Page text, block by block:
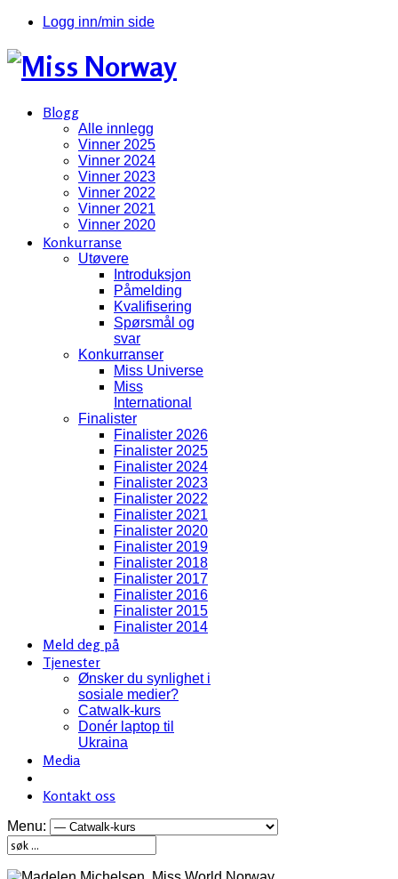
Logg inn/min side
Blogg
Alle innlegg
Vinner 2025
Vinner 2024
Vinner 2023
Vinner 2022
Vinner 2021
Vinner 2020
Konkurranse
Utøvere
Introduksjon
Påmelding
Kvalifisering
Spørsmål og
svar
Konkurranser
Miss Universe
Miss
International
Finalister
Finalister 2026
Finalister 2025
Finalister 2024
Finalister 2023
Finalister 2022
Finalister 2021
Finalister 2020
Finalister 2019
Finalister 2018
Finalister 2017
Finalister 2016
Finalister 2015
Finalister 2014
Meld deg på
Tjenester
Ønsker du synlighet i
sosiale medier?
Catwalk-kurs
Donér laptop til
Ukraina
Media
Kontakt oss
Menu: